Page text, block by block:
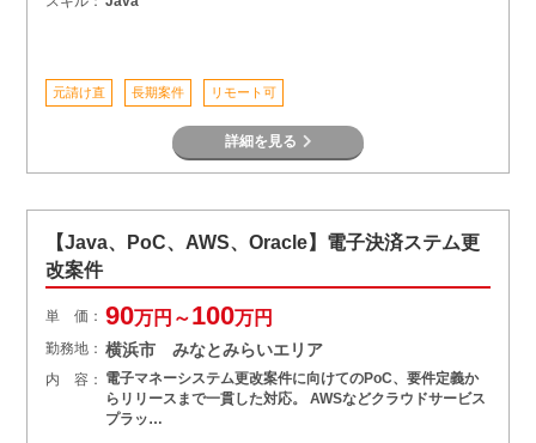
元請け直 長期案件 リモート可
詳細を見る
【Java、PoC、AWS、Oracle】電子決済ステム更
改案件
単 価： 90万円～100万円
勤務地： 横浜市 みなとみらいエリア
内 容： 電子マネーシステム更改案件に向けてのPoC、要件定義か
らリリースまで一貫した対応。 AWSなどクラウドサービス
プラッ…